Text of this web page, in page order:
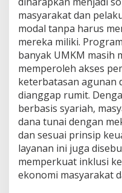
masyarakat dan
modal tanpa harus
mereka miliki.
banyak UMKM masih
memperoleh akses
keterbatasan agunan
dianggap rumit.
berbasis syariah,
dana tunai dengan
dan sesuai prinsip
layanan ini juga
memperkuat inklusi
ekonomi masyarakat